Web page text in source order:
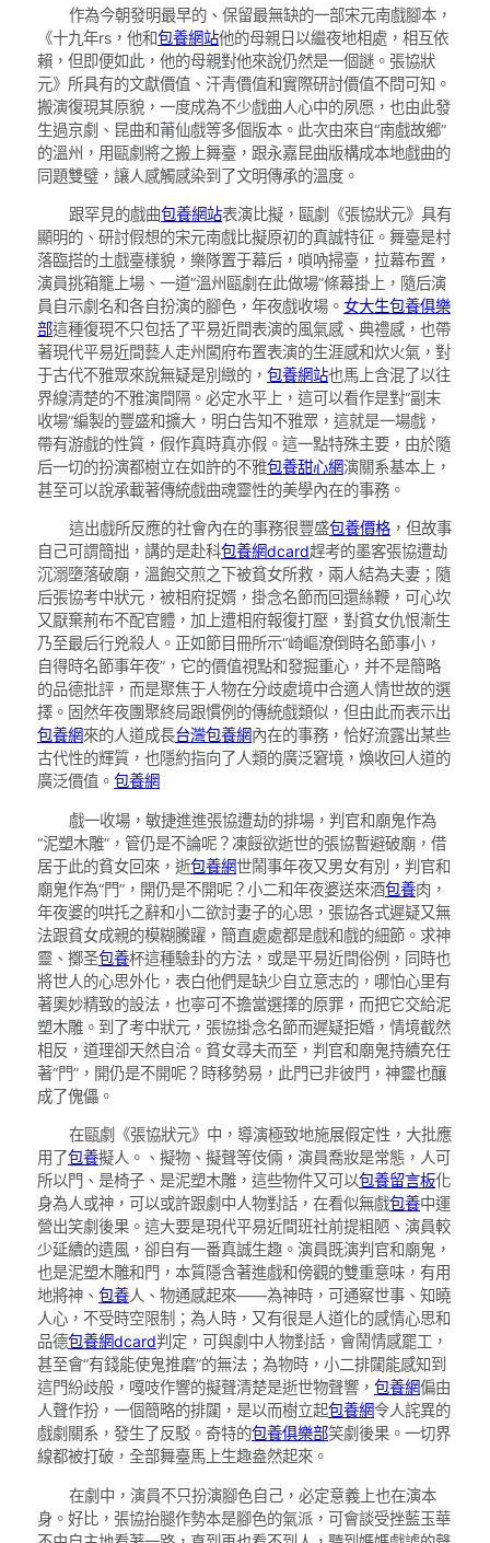
作為今朝發明最早的、保留最無缺的一部宋元南戲腳本，
《十九年rs，他和包養網站他的母親日以繼夜地相處，相互依
賴，但即便如此，他的母親對他來說仍然是一個謎。張協狀
元》所具有的文獻價值、汗青價值和實際研討價值不問可知。
搬演復現其原貌，一度成為不少戲曲人心中的夙愿，也由此發
生過京劇、昆曲和莆仙戲等多個版本。此次由來自“南戲故鄉”
的溫州，用甌劇將之搬上舞臺，跟永嘉昆曲版構成本地戲曲的
同題雙璧，讓人感觸感染到了文明傳承的溫度。
跟罕見的戲曲包養網站表演比擬，甌劇《張協狀元》具有
顯明的、研討假想的宋元南戲比擬原初的真誠特征。舞臺是村
落臨搭的土戲臺樣貌，樂隊置于幕后，嗩吶掃臺，拉幕布置，
演員挑箱籠上場、一道“溫州甌劇在此做場”條幕掛上，隨后演
員自示劇名和各自扮演的腳色，年夜戲收場。 女大生包養俱樂
部這種復現不只包括了平易近間表演的風氣感、典禮感，也帶
著現代平易近間藝人走州闖府布置表演的生涯感和炊火氣，對
于古代不雅眾來說無疑是別緻的， 包養網站也馬上含混了以往
界線清楚的不雅演間隔。必定水平上，這可以看作是對“副末
收場”編製的豐盛和擴大，明白告知不雅眾，這就是一場戲，
帶有游戲的性質，假作真時真亦假。這一點特殊主要，由於隨
后一切的扮演都樹立在如許的不雅包養甜心網演關系基本上，
甚至可以說承載著傳統戲曲魂靈性的美學內在的事務。
這出戲所反應的社會內在的事務很豐盛包養價格，但故事
自己可謂簡拙，講的是赴科包養網dcard趕考的墨客張協遭劫
沉溺墮落破廟，溫飽交煎之下被貧女所救，兩人結為夫妻；隨
后張協考中狀元，被相府捉婿，掛念名節而回還絲鞭，可心坎
又厭棄荊布不配官體，加上遭相府報復打壓，對貧女仇恨漸生
乃至最后行兇殺人。正如節目冊所示“崎嶇潦倒時名節事小，
自得時名節事年夜”，它的價值視點和發掘重心，并不是簡略
的品德批評，而是聚焦于人物在分歧處境中合適人情世故的選
擇。固然年夜團聚終局跟慣例的傳統戲類似，但由此而表示出
包養網來的人道成長台灣包養網內在的事務，恰好流露出某些
古代性的輝質，也隱約指向了人類的廣泛窘境，煥收回人道的
廣泛價值。 包養網
戲一收場，敏捷進進張協遭劫的排場，判官和廟鬼作為
“泥塑木雕”，管仍是不論呢？凍餒欲逝世的張協暫避破廟，借
居于此的貧女回來，逝包養網世鬧事年夜又男女有別，判官和
廟鬼作為“門”，開仍是不開呢？小二和年夜婆送來酒包養肉，
年夜婆的哄托之辭和小二欲討妻子的心思，張協各式遲疑又無
法跟貧女成親的模糊騰躍，簡直處處都是戲和戲的細節。求神
靈、擲圣包養杯這種驗卦的方法，或是平易近間俗例，同時也
將世人的心思外化，表白他們是缺少自立意志的，哪怕心里有
著奧妙精致的設法，也寧可不擔當選擇的原罪，而把它交給泥
塑木雕。到了考中狀元，張協掛念名節而遲疑拒婚，情境截然
相反，道理卻天然自洽。貧女尋夫而至，判官和廟鬼持續充任
著“門”，開仍是不開呢？時移勢易，此門已非彼門，神靈也釀
成了傀儡。
在甌劇《張協狀元》中，導演極致地施展假定性，大批應
用了包養擬人。、擬物、擬聲等伎倆，演員喬妝是常態，人可
所以門、是椅子、是泥塑木雕，這些物件又可以包養留言板化
身為人或神，可以或許跟劇中人物對話，在看似無戲包養中運
營出笑劇後果。這大要是現代平易近間班社前提粗陋、演員較
少延續的遺風，卻自有一番真誠生趣。演員既演判官和廟鬼，
也是泥塑木雕和門，本質隱含著進戲和傍觀的雙重意味，有用
地將神、 包養人、物通感起來——為神時，可通察世事、知曉
人心，不受時空限制；為人時，又有很是人道化的感情心思和
品德包養網dcard判定，可與劇中人物對話，會鬧情感罷工，
甚至會“有錢能使鬼推磨”的無法；為物時，小二排闥能感知到
這門紛歧般，嘎吱作響的擬聲清楚是逝世物聲響， 包養網偏由
人聲作扮，一個簡略的排闥，是以而樹立起包養網令人詫異的
戲劇關系，發生了反駁。奇特的包養俱樂部笑劇後果。一切界
線都被打破，全部舞臺馬上生趣盎然起來。
在劇中，演員不只扮演腳色自己，必定意義上也在演本
身。好比，張協抬腿作勢本是腳色的氣派，可會談受挫藍玉華